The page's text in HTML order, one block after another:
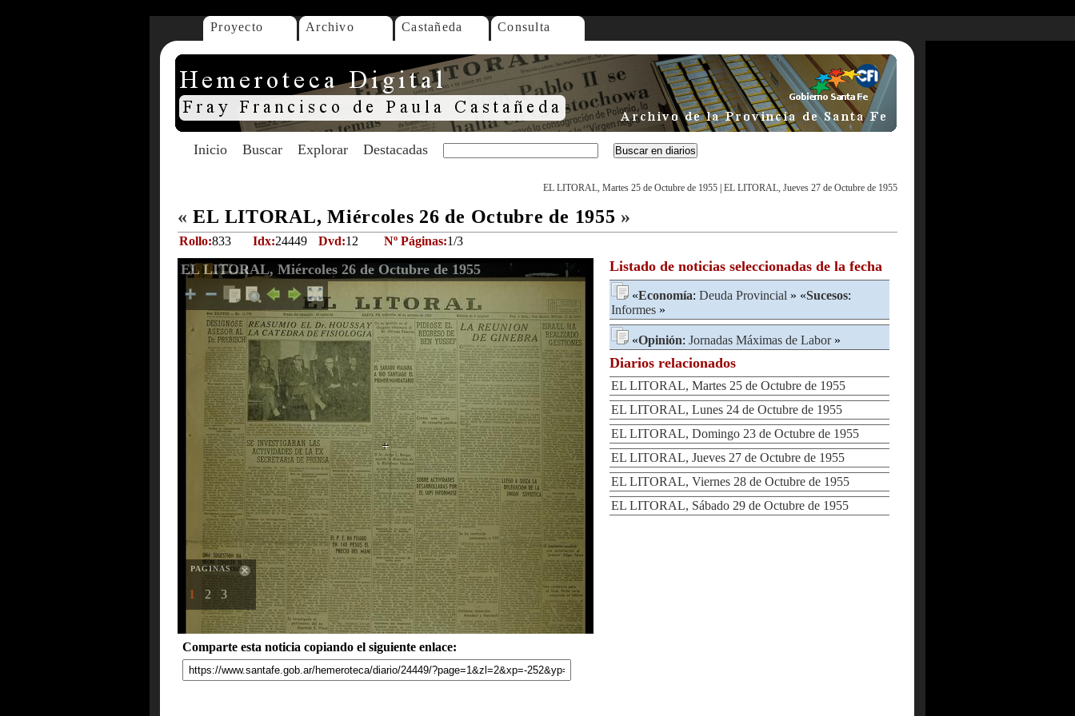
Proyecto Archivo Castañeda Consulta
Inicio Buscar Explorar Destacadas
EL LITORAL, Martes 25 de Octubre de 1955 EL LITORAL, Jueves 27 de Octubre de 1955
« EL LITORAL, Miércoles 26 de Octubre de 1955 »
Rollo:833 Idx:24449 Dvd:12 Nº Páginas:1/3
EL LITORAL, Miércoles 26 de Octubre de 1955
PAGINAS
1 2 3
Comparte esta noticia copiando el siguiente enlace:
Listado de noticias seleccionadas de la fecha
«Economía: Deuda Provincial » «Sucesos:
Informes »
«Opinión: Jornadas Máximas de Labor»
Diarios relacionados
EL LITORAL, Martes 25 de Octubre de 1955
EL LITORAL, Lunes 24 de Octubre de 1955
EL LITORAL, Domingo 23 de Octubre de 1955
EL LITORAL, Jueves 27 de Octubre de 1955
EL LITORAL, Viernes 28 de Octubre de 1955
EL LITORAL, Sábado 29 de Octubre de 1955